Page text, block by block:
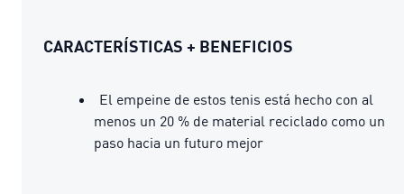
CARACTERÍSTICAS + BENEFICIOS
El empeine de estos tenis está hecho con al
menos un 20 % de material reciclado como un
paso hacia un futuro mejor